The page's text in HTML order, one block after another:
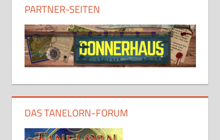
PARTNER-SEITEN
DAS TANELORN-FORUM